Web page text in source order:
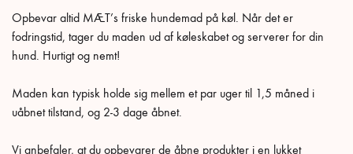
Opbevar altid MÆT’s friske hundemad på køl. Når det er
fodringstid, tager du maden ud af køleskabet og serverer for din
hund. Hurtigt og nemt!
Maden kan typisk holde sig mellem et par uger til 1,5 måned i
uåbnet tilstand, og 2-3 dage åbnet.
Vi anbefaler, at du opbevarer de åbne produkter i en lukket